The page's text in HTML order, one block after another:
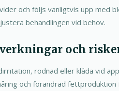
och följs vanligtvis upp med
behandlingen vid behov.
och
rodnad eller klåda vid
och förändrad fettproduktion